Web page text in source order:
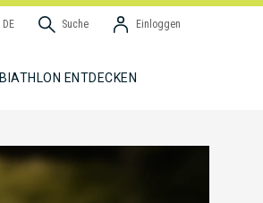
DE Suche Einloggen
BIATHLON ENTDECKEN